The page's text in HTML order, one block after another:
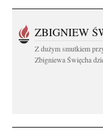
ZBIGNIEW
Z dużym smutkiem
Zbigniewa Święcha